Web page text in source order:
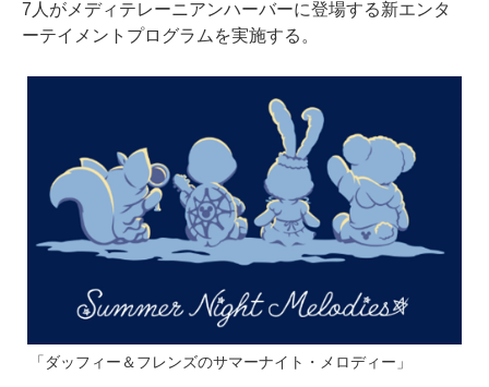
7人がメディテレーニアンハーバーに登場する新エンタ
ーテイメントプログラムを実施する。
「ダッフィー＆フレンズのサマーナイト・メロディー」